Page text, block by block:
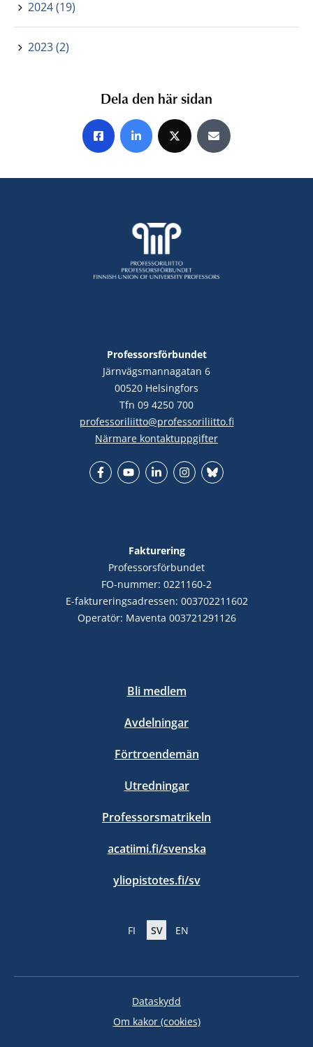
2024 (19)
2023 (2)
Dela den här sidan
Share on Facebook
Share on LinkedIn
Share on XShare by E-mail
Professorsförbundet
Järnvägsmannagatan 6
00520 Helsingfors
Tfn 09 4250 700
professoriliitto@professoriliitto.fi
Närmare kontaktuppgifter
Fakturering
Professorsförbundet
FO-nummer: 0221160-2
E-faktureringsadressen: 003702211602
Operatör: Maventa 003721291126
Bli medlem
Avdelningar
Förtroendemän
Utredningar
Professorsmatrikeln
acatiimi.fi/svenska
yliopistotes.fi/sv
FI SV EN
Dataskydd
Om kakor (cookies)